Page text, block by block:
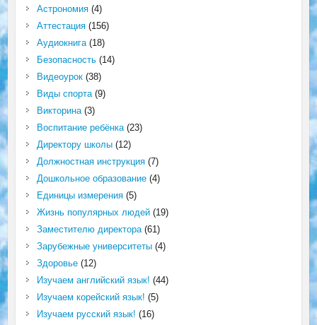
Астрономия(4)
Аттестация(156)
Аудиокнига(18)
Безопасность(14)
Видеоурок(38)
Виды спорта(9)
Викторина(3)
Воспитание ребёнка(23)
Директору школы(12)
Должностная инструкция(7)
Дошкольное образование(4)
Единицы измерения(5)
Жизнь популярных людей(19)
Заместителю директора(61)
Зарубежные университеты(4)
Здоровье(12)
Изучаем английский язык! (44)
Изучаем корейский язык! (5)
Изучаем русский язык! (16)